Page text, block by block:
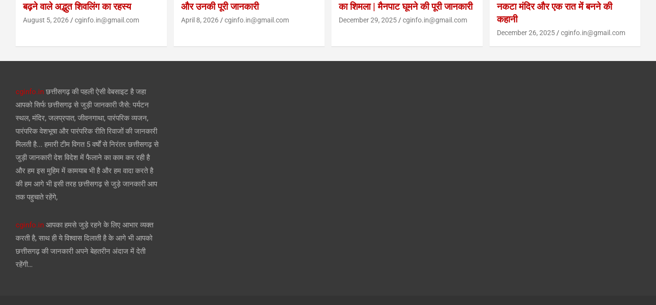
बढ़ने वाले अद्भुत शिवलिंग का रहस्य
August 5, 2026 cginfo.in@gmail.com
और उनकी पूरी जानकारी
April 8, 2026 cginfo.in@gmail.com
का शिमला | मैनपाट घूमने की पूरी जानकारी
December 29, 2025 cginfo.in@gmail.com
नकटा मंदिर और एक रात में बनने की
कहानी
December 26, 2025 cginfo.in@gmail.com
cginfo.in छत्तीसगढ़ की पहली ऐसी वेबसाइट है जहा
आपको सिर्फ छत्तीसगढ़ से जुड़ी जानकारी जैसे: पर्यटन
स्थल, मंदिर, जलप्रपात, जीवनगाथा, पारंपरिक व्यजन,
पारंपरिक वेशभूषा और पारंपरिक रीति रिवाजों की जानकारी
मिलती है... हमारी टीम विगत 5 वर्षों से निरंतर छत्तीसगढ़ से
जुड़ी जानकारी देश विदेश में फैलाने का काम कर रही है
और हम इस मुहिम में कामयाब भी है और हम वादा करते है
की हम आगे भी इसी तरह छत्तीसगढ़ से जुड़े जानकारी आप
तक पहुचाते रहेंगे,
cginfo.in आपका हमसे जुड़े रहने के लिए आभार व्यक्त
करती है, साथ ही ये विश्वास दिलाती है के आगे भी आपको
छत्तीसगढ़ की जानकारी अपने बेहतरीन अंदाज में देती
रहेंगी…